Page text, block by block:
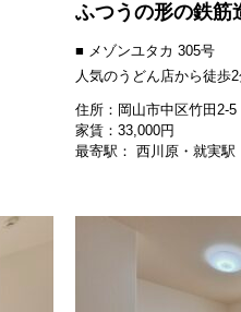
ふつうの形の鉄筋
■ メゾンユタカ 305号
人気のうどん店から徒歩
住所：岡山市中区竹田2-5
家賃： 33,000円
最寄駅： 西川原・就実駅